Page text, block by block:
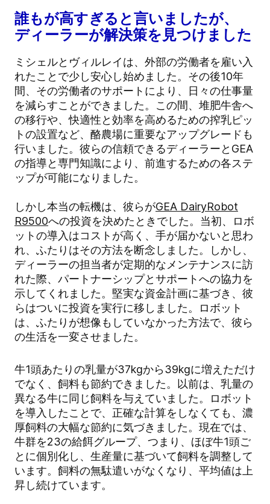
誰もが高すぎると言いましたが、
ディーラーが解決策を見つけました
ミシェルとヴィルレイは、外部の労働者を雇い入
れたことで少し安心し始めました。その後10年
間、その労働者のサポートにより、日々の仕事量
を減らすことができました。この間、堆肥牛舎へ
の移行や、快適性と効率を高めるための搾乳ピッ
トの設置など、酪農場に重要なアップグレードも
行いました。彼らの信頼できるディーラーとGEA
の指導と専門知識により、前進するための各ステ
ップが可能になりました。
しかし本当の転機は、彼らがGEA DairyRobot
R9500への投資を決めたときでした。当初、ロボ
ットの導入はコストが高く、手が届かないと思わ
れ、ふたりはその方法を断念しました。しかし、
ディーラーの担当者が定期的なメンテナンスに訪
れた際、パートナーシップとサポートへの協力を
示してくれました。堅実な資金計画に基づき、彼
らはついに投資を実行に移しました。ロボット
は、ふたりが想像もしていなかった方法で、彼ら
の生活を一変させました。
牛1頭あたりの乳量が37kgから39kgに増えただけ
でなく、飼料も節約できました。以前は、乳量の
異なる牛に同じ飼料を与えていました。ロボット
を導入したことで、正確な計算をしなくても、濃
厚飼料の大幅な節約に気づきました。現在では、
牛群を23の給餌グループ、つまり、ほぼ牛1頭ご
とに個別化し、生産量に基づいて飼料を調整して
います。飼料の無駄遣いがなくなり、平均値は上
昇し続けています。